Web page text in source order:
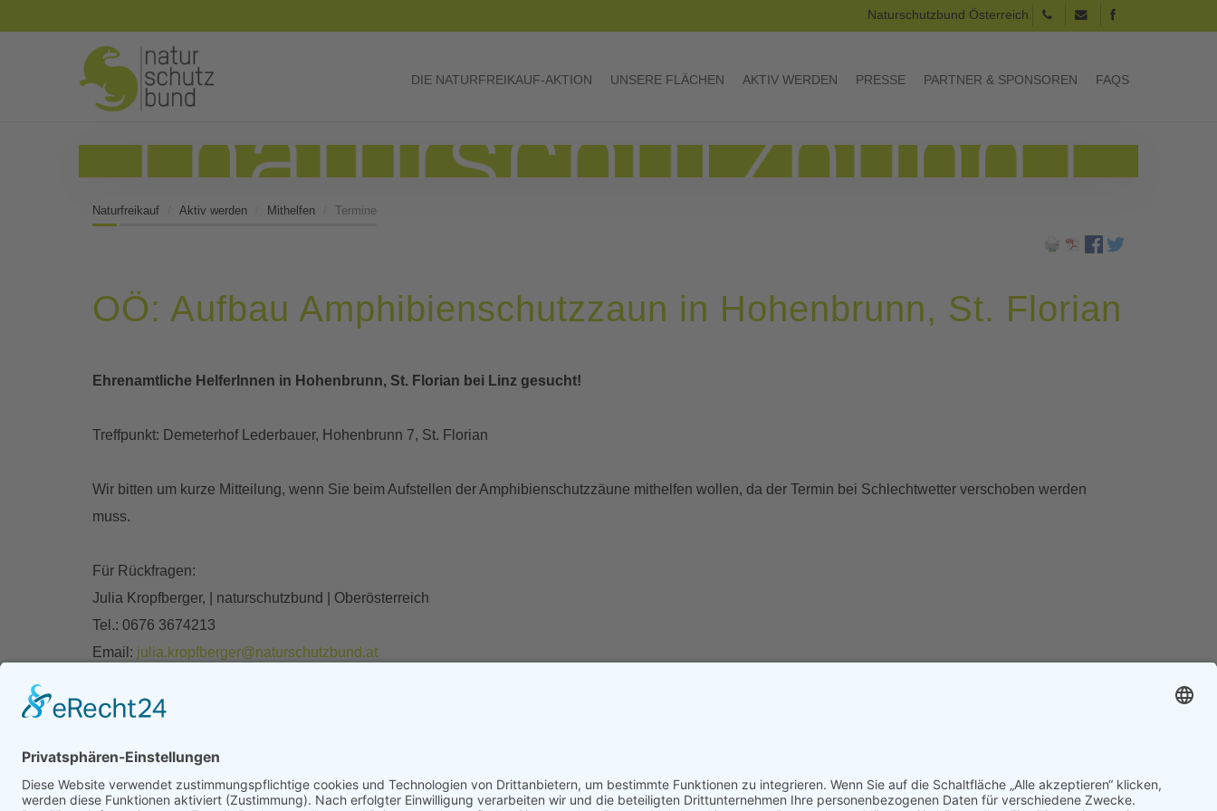
Naturschutzbund Österreich
DIE NATURFREIKAUF-AKTION UNSERE FLÄCHEN AKTIV WERDEN PRESSE PARTNER & SPONSOREN FAQS
Naturfreikauf Aktiv werden Mithelfen Termine
OÖ: Aufbau Amphibienschutzzaun in Hohenbrunn, St. Florian
Ehrenamtliche HelferInnen in Hohenbrunn, St. Florian bei Linz gesucht!
Treffpunkt: Demeterhof Lederbauer, Hohenbrunn 7, St. Florian
Wir bitten um kurze Mitteilung, wenn Sie beim Aufstellen der Amphibienschutzzäune mithelfen wollen, da der Termin bei Schlechtwetter verschoben werden
muss.
Für Rückfragen:
Julia Kropfberger, | naturschutzbund | Oberösterreich
Tel.: 0676 3674213
Email: julia.kropfberger@naturschutzbund.at
Datum:23.02.2024, 14:00–17:00